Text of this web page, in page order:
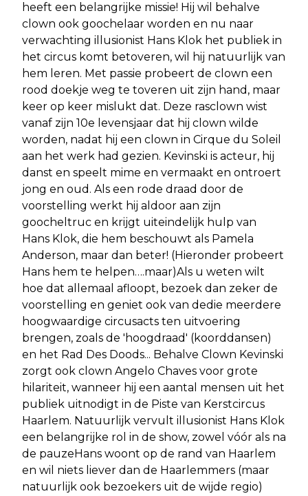
heeft een belangrijke missie! Hij wil behalve
clown ook goochelaar worden en nu naar
verwachting illusionist Hans Klok het publiek in
het circus komt betoveren, wil hij natuurlijk van
hem leren. Met passie probeert de clown een
rood doekje weg te toveren uit zijn hand, maar
keer op keer mislukt dat. Deze rasclown wist
vanaf zijn 10e levensjaar dat hij clown wilde
worden, nadat hij een clown in Cirque du Soleil
aan het werk had gezien. Kevinski is acteur, hij
danst en speelt mime en vermaakt en ontroert
jong en oud. Als een rode draad door de
voorstelling werkt hij aldoor aan zijn
goocheltruc en krijgt uiteindelijk hulp van
Hans Klok, die hem beschouwt als Pamela
Anderson, maar dan beter! (Hieronder probeert
Hans hem te helpen….maar)Als u weten wilt
hoe dat allemaal afloopt, bezoek dan zeker de
voorstelling en geniet ook van dedie meerdere
hoogwaardige circusacts ten uitvoering
brengen, zoals de 'hoogdraad' (koorddansen)
en het Rad Des Doods... Behalve Clown Kevinski
zorgt ook clown Angelo Chaves voor grote
hilariteit, wanneer hij een aantal mensen uit het
publiek uitnodigt in de Piste van Kerstcircus
Haarlem. Natuurlijk vervult illusionist Hans Klok
een belangrijke rol in de show, zowel vóór als na
de pauzeHans woont op de rand van Haarlem
en wil niets liever dan de Haarlemmers (maar
natuurlijk ook bezoekers uit de wijde regio)